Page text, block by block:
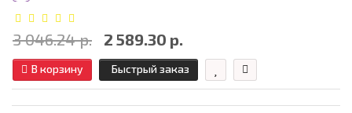
3 046.24 р. 2 589.30 р.
В корзину Быстрый заказ